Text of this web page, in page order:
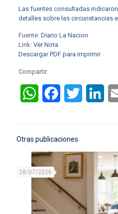
Las fuentes consultadas
detalles sobre las circunstancias
Fuente: Diario La Nacion
Link: Ver Nota
Descargar PDF para imprimir
Compartir:
WhatsAppFacebookTwitter
Otras publicaciones
28/07/2026